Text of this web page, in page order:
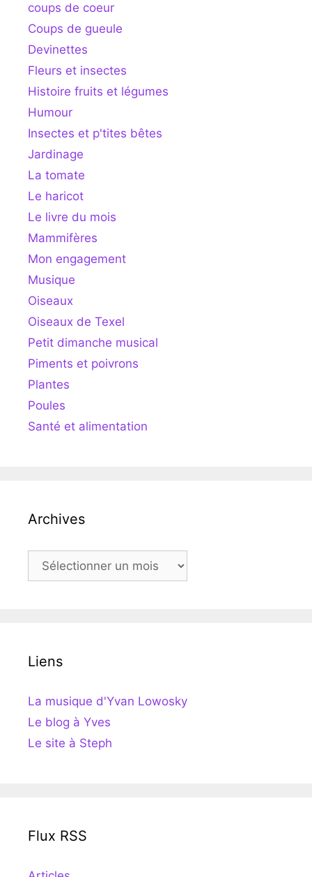
coups de coeur
Coups de gueule
Devinettes
Fleurs et insectes
Histoire fruits et légumes
Humour
Insectes et p'tites bêtes
Jardinage
La tomate
Le haricot
Le livre du mois
Mammifères
Mon engagement
Musique
Oiseaux
Oiseaux de Texel
Petit dimanche musical
Piments et poivrons
Plantes
Poules
Santé et alimentation
Archives
Archives
Liens
La musique d'Yvan Lowosky
Le blog à Yves
Le site à Steph
Flux RSS